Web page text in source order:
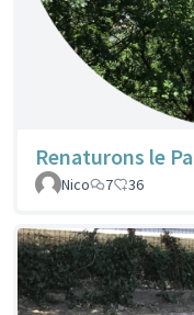
Renaturons le
Nico
7 36